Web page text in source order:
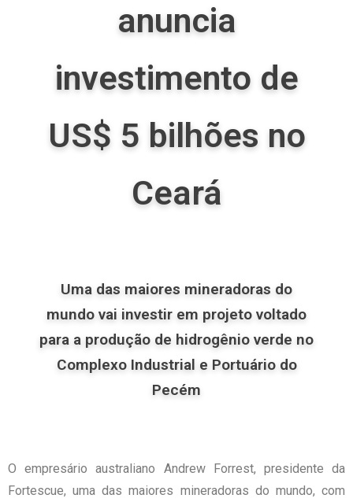
anuncia
investimento de
US$ 5 bilhões no
Ceará
Uma das maiores mineradoras do
mundo vai investir em projeto voltado
para a produção de hidrogênio verde no
Complexo Industrial e Portuário do
Pecém
O empresário australiano Andrew Forrest, presidente da
Fortescue, uma das maiores mineradoras do mundo, com